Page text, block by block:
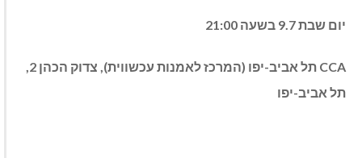
יום שבת 9.7 בשעה 21:00
CCA
תל אביב-יפו (המרכז לאמנות עכשווית), צדוק הכהן 2,
תל אביב-יפו